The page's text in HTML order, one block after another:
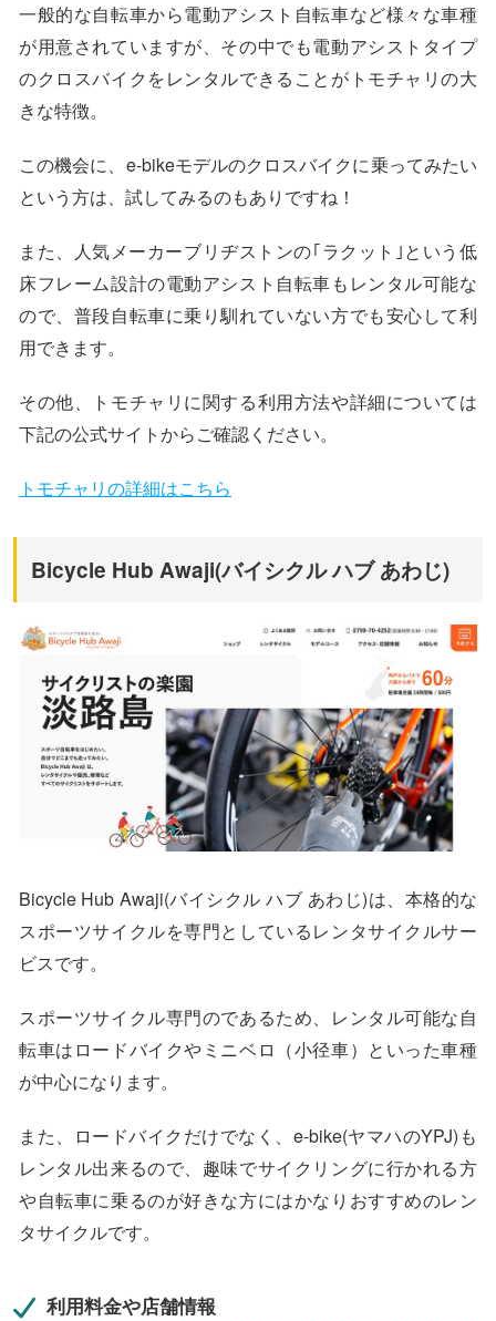
一般的な自転車から電動アシスト自転車など様々な車種
が用意されていますが、その中でも電動アシストタイプ
のクロスバイクをレンタルできることがトモチャリの大
きな特徴。
この機会に、e-bikeモデルのクロスバイクに乗ってみたい
という方は、試してみるのもありですね！
また、人気メーカーブリヂストンの｢ラクット｣という低
床フレーム設計の電動アシスト自転車もレンタル可能な
ので、普段自転車に乗り馴れていない方でも安心して利
用できます。
その他、トモチャリに関する利用方法や詳細については
下記の公式サイトからご確認ください。
トモチャリの詳細はこちら
Bicycle Hub Awaji(バイシクル ハブ あわじ)
Bicycle Hub Awaji(バイシクル ハブ あわじ)は、本格的な
スポーツサイクルを専門としているレンタサイクルサー
ビスです。
スポーツサイクル専門のであるため、レンタル可能な自
転車はロードバイクやミニベロ（小径車）といった車種
が中心になります。
また、ロードバイクだけでなく、e-bike(ヤマハのYPJ)も
レンタル出来るので、趣味でサイクリングに行かれる方
や自転車に乗るのが好きな方にはかなりおすすめのレン
タサイクルです。
利用料金や店舗情報